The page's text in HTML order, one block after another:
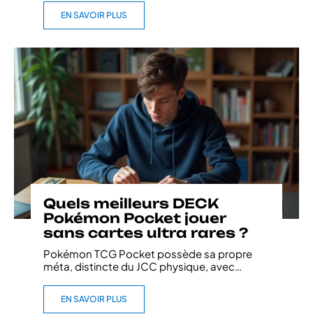
EN SAVOIR PLUS
Quels meilleurs DECK
Pokémon Pocket jouer
sans cartes ultra rares ?
Pokémon TCG Pocket possède sa propre
méta, distincte du JCC physique, avec…
EN SAVOIR PLUS